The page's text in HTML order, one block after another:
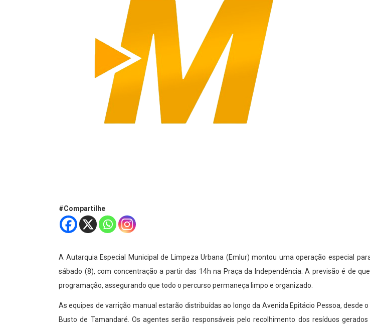
#Compartilhe
A Autarquia Especial Municipal de Limpeza Urbana (Emlur) montou uma operação especial
sábado (8), com concentração a partir das 14h na Praça da Independência. A previsão é de
programação, assegurando que todo o percurso permaneça limpo e organizado.
As equipes de varrição manual estarão distribuídas ao longo da Avenida Epitácio Pessoa,
Busto de Tamandaré. Os agentes serão responsáveis pelo recolhimento dos resíduos